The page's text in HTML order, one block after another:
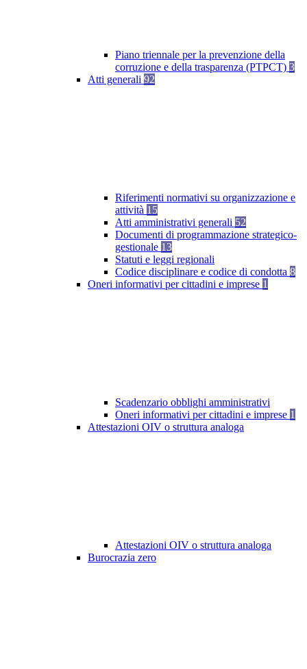
Piano triennale per la prevenzione della
corruzione e della trasparenza (PTPCT) 3
Atti generali 92
Riferimenti normativi su organizzazione e
attività 15
Atti amministrativi generali 52
Documenti di programmazione strategico-
gestionale 13
Statuti e leggi regionali
Codice disciplinare e codice di condotta 8
Oneri informativi per cittadini e imprese 1
Scadenzario obblighi amministrativi
Oneri informativi per cittadini e imprese 1
Attestazioni OIV o struttura analoga
Attestazioni OIV o struttura analoga
Burocrazia zero